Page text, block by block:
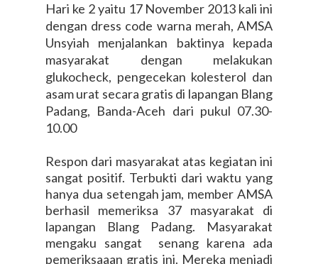
Hari ke 2 yaitu 17 November 2013 kali ini
dengan dress code warna merah, AMSA
Unsyiah menjalankan baktinya kepada
masyarakat dengan melakukan
glukocheck, pengecekan kolesterol dan
asam urat secara gratis di lapangan Blang
Padang, Banda-Aceh dari pukul 07.30-
10.00
Respon dari masyarakat atas kegiatan ini
sangat positif. Terbukti dari waktu yang
hanya dua setengah jam, member AMSA
berhasil memeriksa 37 masyarakat di
lapangan Blang Padang. Masyarakat
mengaku sangat senang karena ada
pemeriksaaan gratis ini. Mereka menjadi